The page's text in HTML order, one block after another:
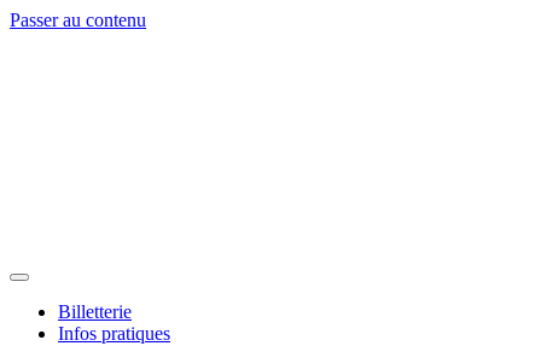
Passer au contenu
Billetterie
Infos pratiques